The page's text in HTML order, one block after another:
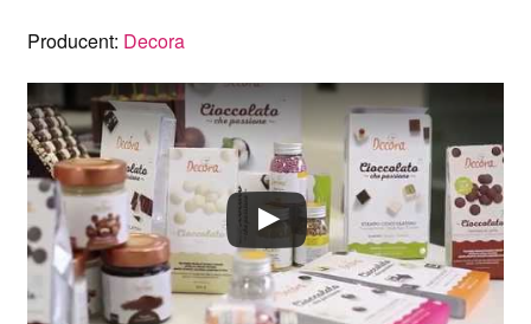
Producent: Decora